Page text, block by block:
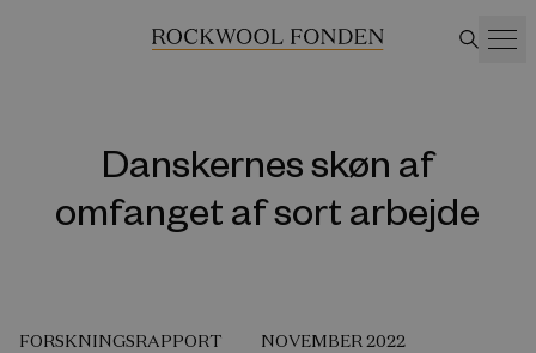
Danskernes skøn af
omfanget af sort arbejde
FORSKNINGSRAPPORT NOVEMBER 2022